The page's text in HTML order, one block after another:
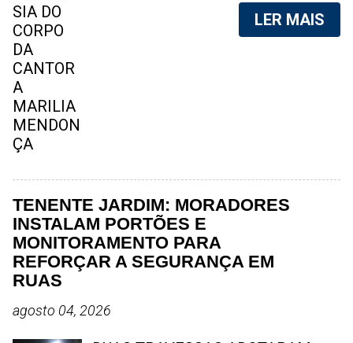
foram vazadas na internet. A
divulgação de fotos do corpo de
vendendo as fotos. Cada foto, no
valor de R$20 (Vinte reais). A
assessoria da família de Marília
Mendonça, se pronunciou sobre o
caso. "Estamos todos chocados,
só em imaginar a possibilidade de
pessoas capazes de divulgar este
LER MAIS
TENENTE JARDIM: MORADORES
INSTALAM PORTÕES E
MONITORAMENTO PARA
REFORÇAR A SEGURANÇA EM
RUAS
agosto 04, 2026